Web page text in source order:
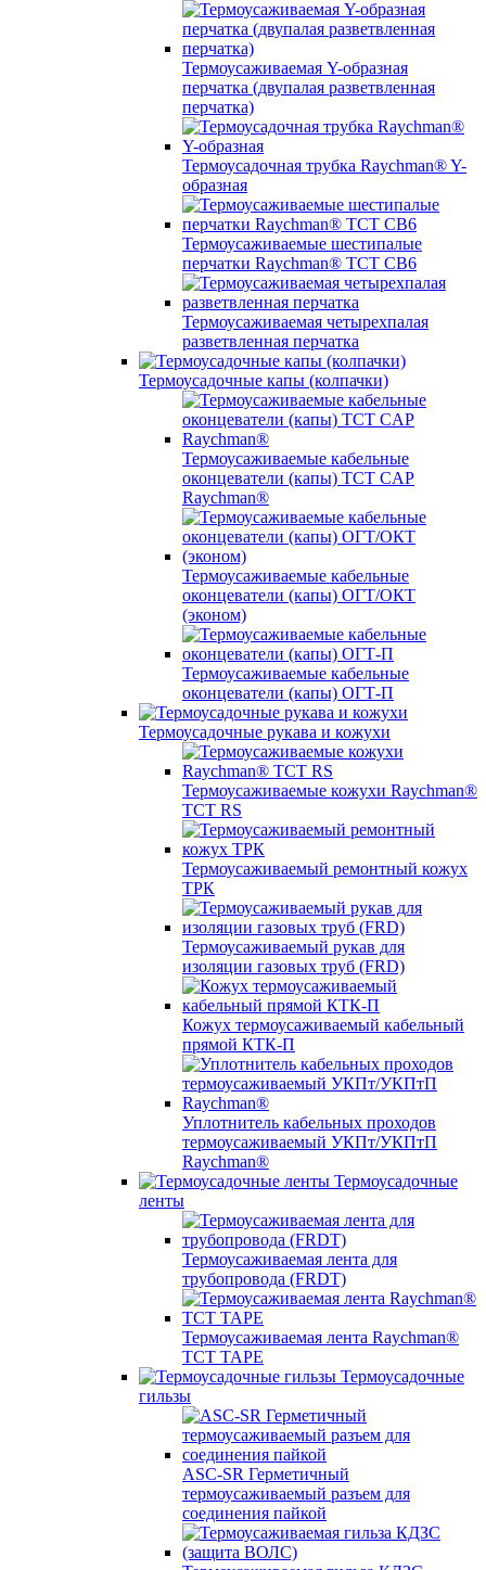
Термоусаживаемая Y-образная
перчатка (двупалая разветвленная
перчатка)
Термоусадочная трубка Raychman® Y-
образная
Термоусаживаемые шестипалые
перчатки Raychman® ТСТ СВ6
Термоусаживаемая четырехпалая
разветвленная перчатка
Термоусадочные капы (колпачки)
Термоусаживаемые кабельные
оконцеватели (капы) ТCT CAP
Raychman®
Термоусаживаемые кабельные
оконцеватели (капы) ОГТ/ОКТ
(эконом)
Термоусаживаемые кабельные
оконцеватели (капы) ОГТ-П
Термоусадочные рукава и кожухи
Термоусаживаемые кожухи Raychman®
TCT RS
Термоусаживаемый ремонтный кожух
ТРК
Термоусаживаемый рукав для
изоляции газовых труб (FRD)
Кожух термоусаживаемый кабельный
прямой КТК-П
Уплотнитель кабельных проходов
термоусаживаемый УКПт/УКПтП
Raychman®
Термоусадочные
ленты
Термоусаживаемая лента для
трубопровода (FRDT)
Термоусаживаемая лента Raychman®
TCT TAPE
Термоусадочные
гильзы
ASC‐SR Герметичный
термоусаживаемый разъем для
соединения пайкой